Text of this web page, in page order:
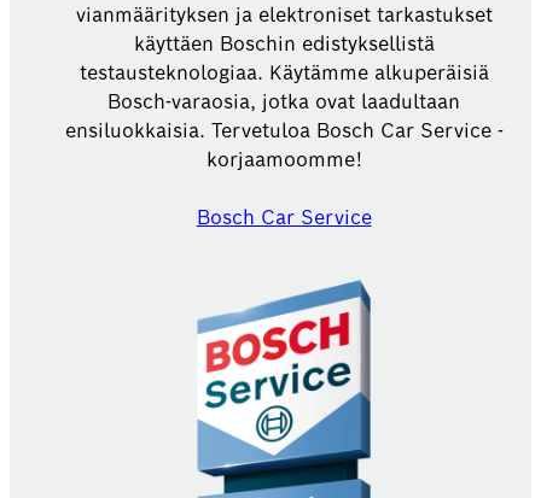
vianmäärityksen ja elektroniset tarkastukset
käyttäen Boschin edistyksellistä
testausteknologiaa. Käytämme alkuperäisiä
Bosch-varaosia, jotka ovat laadultaan
ensiluokkaisia. Tervetuloa Bosch Car Service -
korjaamoomme!
Bosch Car Service